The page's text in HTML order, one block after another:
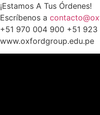
¡Estamos A Tus Órdenes!
Escríbenos a
+51 970 004 900 +51 923
www.oxfordgroup.edu.pe